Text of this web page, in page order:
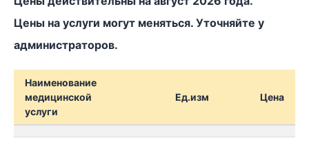
Цены на услуги могут меняться. Уточняйте у
администраторов.
Наименование
медицинской
услуги
Ед.изм Цена